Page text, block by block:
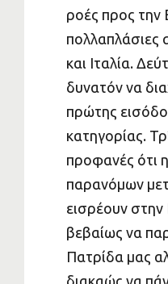
ροές προς την
και Ιταλία.
δυνατόν να
πρώτης
κατηγορίας.
προφανές ότι
παρανόμων
εισρέουν
βεβαίως να
Πατρίδα μας